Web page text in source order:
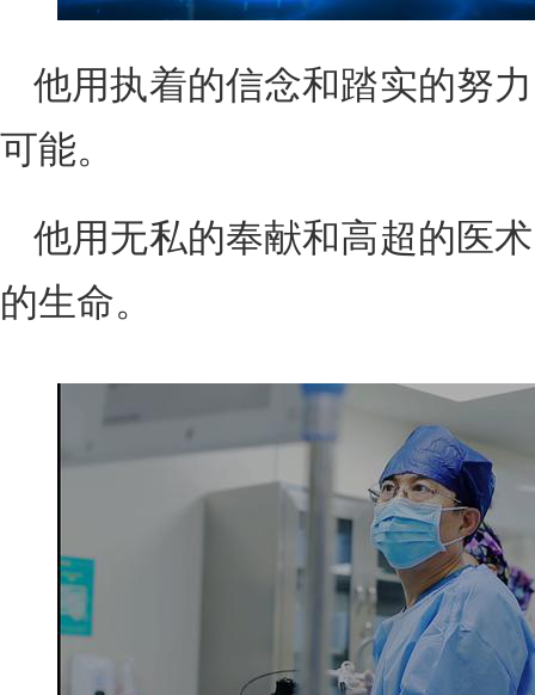
他用执着的信念和踏实的努
可能。
他用无私的奉献和高超的医
的生命。